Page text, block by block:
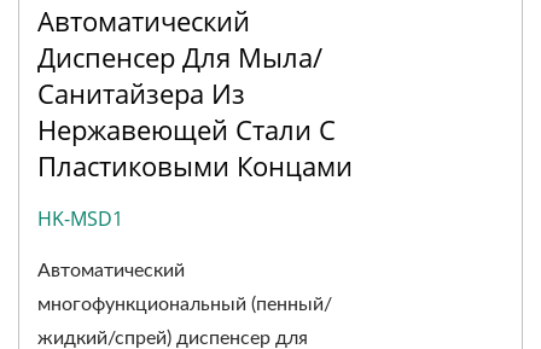
Автоматический
Диспенсер Для Мыла/
Санитайзера Из
Нержавеющей Стали С
Пластиковыми Концами
HK-MSD1
Автоматический
многофункциональный (пенный/
жидкий/спрей) диспенсер для